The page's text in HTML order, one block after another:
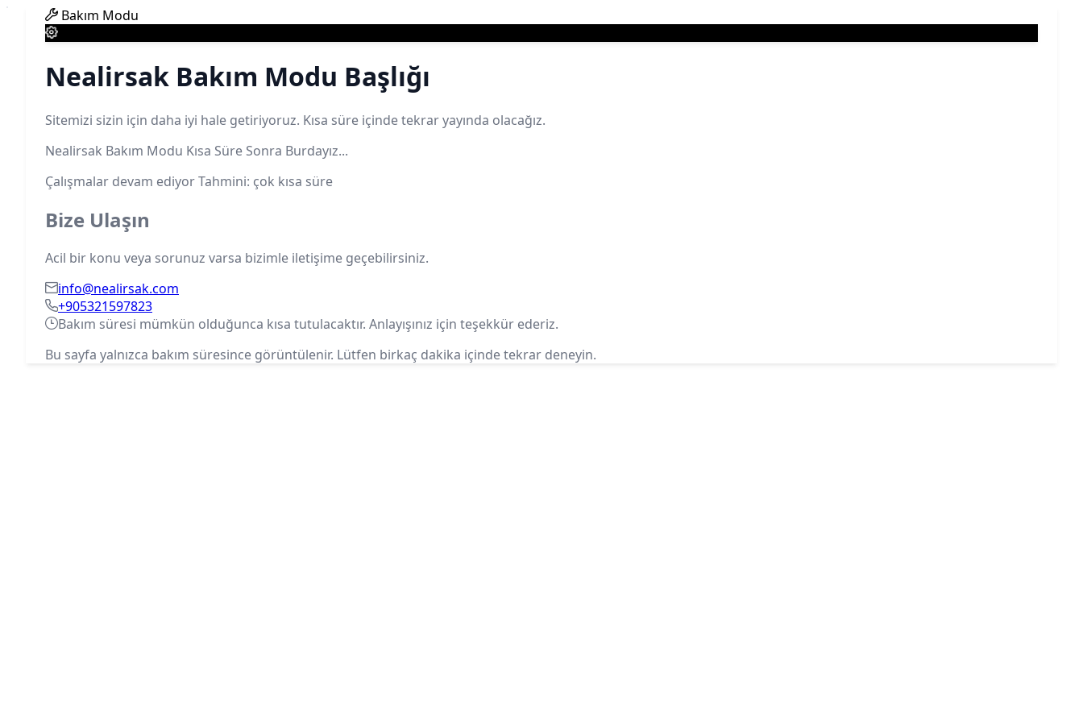
Bakım Modu
Nealirsak Bakım Modu Başlığı
Sitemizi sizin için daha iyi hale getiriyoruz. Kısa süre içinde tekrar yayında olacağız.
Nealirsak Bakım Modu Kısa Süre Sonra Burdayız...
Çalışmalar devam ediyorTahmini: çok kısa süre
Bize Ulaşın
Acil bir konu veya sorunuz varsa bizimle iletişime geçebilirsiniz.
info@nealirsak.com
+905321597823
Bakım süresi mümkün olduğunca kısa tutulacaktır. Anlayışınız için teşekkür ederiz.
Bu sayfa yalnızca bakım süresince görüntülenir. Lütfen birkaç dakika içinde tekrar deneyin.